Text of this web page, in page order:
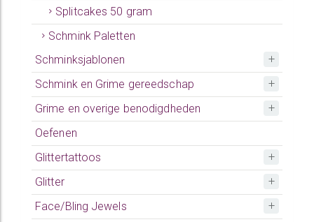
Splitcakes 50 gram
Schmink Paletten
Schminksjablonen
Schmink en Grime gereedschap
Grime en overige benodigdheden
Oefenen
Glittertattoos
Glitter
Face/Bling Jewels